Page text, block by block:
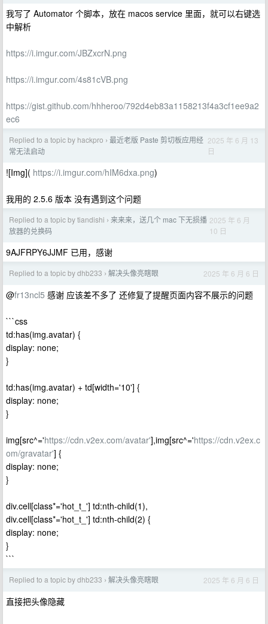
我写了 Automator 个脚本，放在 macos service 里面，就可以右键选
中解析
https://i.imgur.com/JBZxcrN.png
https://i.imgur.com/4s81cVB.png
https://gist.github.com/hhheroo/792d4eb83a1158213f4a3cf1ee9a2
ec6
Replied to a topic by hackpro › 最近老版 Paste 剪切板应用经
常无法启动
2025 年 6 月 13
日
![Img]( https://i.imgur.com/hIM6dxa.png)
我用的 2.5.6 版本 没有遇到这个问题
Replied to a topic by tiandishi › 来来来，送几个 mac 下无损播
放器的兑换码
2025 年 6 月
10 日
9AJFRPY6JJMF 已用，感谢
Replied to a topic by dhb233 › 解决头像亮瞎眼 2025 年 6 月 6 日
@fr13ncl5 感谢 应该差不多了 还修复了提醒页面内容不展示的问题
```css
td:has(img.avatar) {
display: none;
}
td:has(img.avatar) + td[width='10'] {
display: none;
}
img[src^='https://cdn.v2ex.com/avatar'],img[src^='https://cdn.v2ex.c
om/gravatar'] {
display: none;
}
div.cell[class*='hot_t_'] td:nth-child(1),
div.cell[class*='hot_t_'] td:nth-child(2) {
display: none;
}
```
Replied to a topic by dhb233 › 解决头像亮瞎眼 2025 年 6 月 6 日
直接把头像隐藏